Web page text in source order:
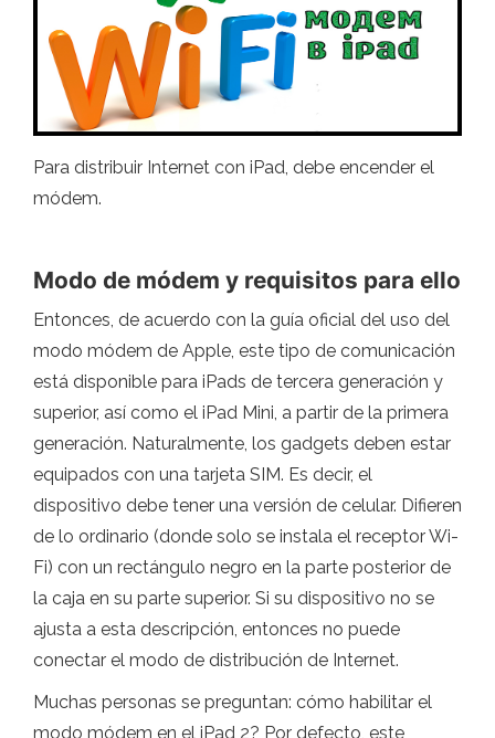
Para distribuir Internet con iPad, debe encender el
módem.
Modo de módem y requisitos para ello
Entonces, de acuerdo con la guía oficial del uso del
modo módem de Apple, este tipo de comunicación
está disponible para iPads de tercera generación y
superior, así como el iPad Mini, a partir de la primera
generación. Naturalmente, los gadgets deben estar
equipados con una tarjeta SIM. Es decir, el
dispositivo debe tener una versión de celular. Difieren
de lo ordinario (donde solo se instala el receptor Wi-
Fi) con un rectángulo negro en la parte posterior de
la caja en su parte superior. Si su dispositivo no se
ajusta a esta descripción, entonces no puede
conectar el modo de distribución de Internet.
Muchas personas se preguntan: cómo habilitar el
modo módem en el iPad 2? Por defecto, este